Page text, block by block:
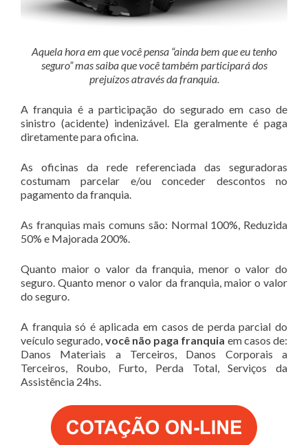
Aquela hora em que você pensa “ainda bem que eu tenho
seguro” mas saiba que você também participará dos
prejuízos através da franquia.
A franquia é a participação do segurado em caso de
sinistro (acidente) indenizável. Ela geralmente é paga
diretamente para oficina.
As oficinas da rede referenciada das seguradoras
costumam parcelar e/ou conceder descontos no
pagamento da franquia.
As franquias mais comuns são: Normal 100%, Reduzida
50% e Majorada 200%.
Quanto maior o valor da franquia, menor o valor do
seguro. Quanto menor o valor da franquia, maior o valor
do seguro.
A franquia só é aplicada em casos de perda parcial do
veículo segurado, você não paga franquia em casos de:
Danos Materiais a Terceiros, Danos Corporais a
Terceiros, Roubo, Furto, Perda Total, Serviços da
Assistência 24hs.